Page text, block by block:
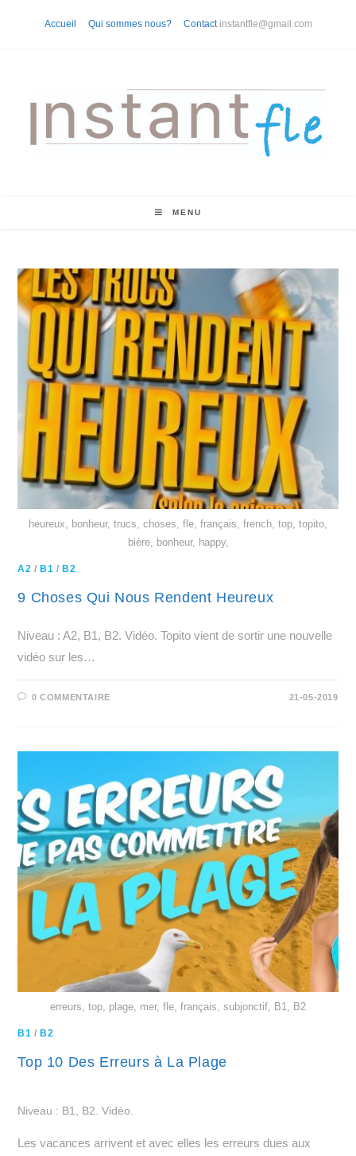
Accueil Qui sommes nous? Contact instantfle@gmail.com
MENU
heureux, bonheur, trucs, choses, fle, français, french, top, topito,
bière, bonheur, happy,
A2 /B1 /B2
9 Choses Qui Nous Rendent Heureux
Niveau : A2, B1, B2. Vidéo. Topito vient de sortir une nouvelle
vidéo sur les…
0 COMMENTAIRE 21-05-2019
erreurs, top, plage, mer, fle, français, subjonctif, B1, B2
B1 /B2
Top 10 Des Erreurs à La Plage
Niveau : B1, B2. Vidéo.
Les vacances arrivent et avec elles les erreurs dues aux